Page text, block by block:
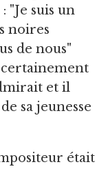
"Je suis un
noires
de nous"
certainement
et il
sa jeunesse
était